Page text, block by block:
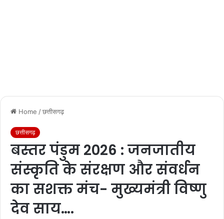
Home /छत्तीसगढ़
छत्तीसगढ़
बस्तर पंडुम 2026 : जनजातीय
संस्कृति के संरक्षण और संवर्धन
का सशक्त मंच- मुख्यमंत्री विष्णु
देव साय….